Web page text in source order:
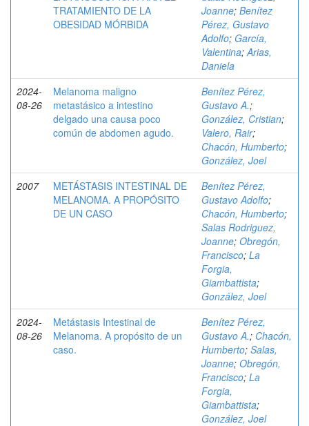
TRATAMIENTO DE LA
OBESIDAD MÓRBIDA
Joanne; Benítez
Pérez, Gustavo
Adolfo; García,
Valentina;Arias,
Daniela
2024-
08-26
Melanoma maligno
metastásico a intestino
delgado una causa poco
común de abdomen agudo.
Benítez Pérez,
Gustavo A.;
González, Cristian;
Valero, Rair;
Chacón, Humberto;
González, Joel
2007
METÁSTASIS INTESTINAL DE
MELANOMA. A PROPÓSITO
DE UN CASO
Benítez Pérez,
Gustavo Adolfo;
Chacón, Humberto;
Salas Rodriguez,
Joanne; Obregón,
Francisco; La
Forgia,
Giambattista;
González, Joel
2024-
08-26
Metástasis Intestinal de
Melanoma. A propósito de un
caso.
Benítez Pérez,
Gustavo A.; Chacón,
Humberto; Salas,
Joanne; Obregón,
Francisco; La
Forgia,
Giambattista;
González, Joel